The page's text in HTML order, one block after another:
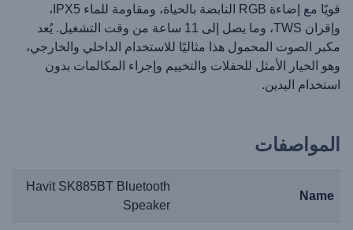
قويًا مع إضاءة RGB النابضة بالحياة، ومقاومة للماء IPX5،
وإقران TWS، وما يصل إلى 11 ساعة من وقت التشغيل. يُعد
مكبر الصوت المحمول هذا مثاليًا للاستخدام الداخلي والخارجي،
وهو الخيار الأمثل للحفلات والتخييم وإجراء المكالمات بدون
استخدام اليدين.
المواصفات
Name
Havit SK885BT Bluetooth
Speaker